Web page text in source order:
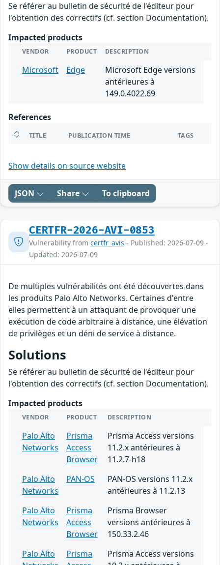
Se référer au bulletin de sécurité de l'éditeur pour
l'obtention des correctifs (cf. section Documentation).
Impacted products
VENDOR PRODUCT DESCRIPTION
Microsoft Edge
Microsoft Edge versions
antérieures à
149.0.4022.69
References
TITLE PUBLICATION TIME TAGS
Show details on source website
JSON Share To clipboard
CERTFR-2026-AVI-0853
Vulnerability from certfr_avis - Published: 2026-07-09 -
Updated: 2026-07-09
De multiples vulnérabilités ont été découvertes dans
les produits Palo Alto Networks. Certaines d'entre
elles permettent à un attaquant de provoquer une
exécution de code arbitraire à distance, une élévation
de privilèges et un déni de service à distance.
Solutions
Se référer au bulletin de sécurité de l'éditeur pour
l'obtention des correctifs (cf. section Documentation).
Impacted products
VENDOR PRODUCT DESCRIPTION
Palo Alto
Networks
Prisma
Access
Browser
Prisma Access versions
11.2.x antérieures à
11.2.7-h18
Palo Alto
Networks
PAN-OS
PAN-OS versions 11.2.x
antérieures à 11.2.13
Palo Alto
Networks
Prisma
Access
Browser
Prisma Browser
versions antérieures à
150.33.2.46
Palo Alto
Prisma
Prisma Access versions